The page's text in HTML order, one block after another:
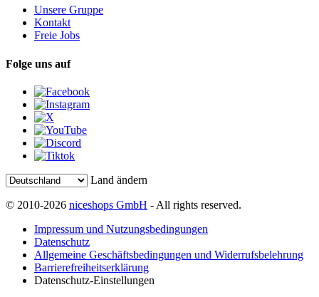
Unsere Gruppe
Kontakt
Freie Jobs
Folge uns auf
Land ändern
© 2010-2026 niceshops GmbH - All rights reserved.
Impressum und Nutzungsbedingungen
Datenschutz
Allgemeine Geschäftsbedingungen und Widerrufsbelehrung
Barrierefreiheitserklärung
Datenschutz-Einstellungen